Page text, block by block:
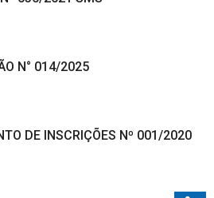
N° 014/2025
DE INSCRIÇÕES Nº 001/2020